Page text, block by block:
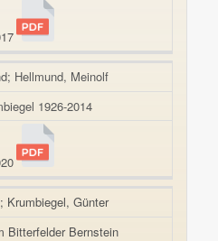
Hellmund, Meinolf
1926-2014
Krumbiegel, Günter
Bitterfelder Bernstein